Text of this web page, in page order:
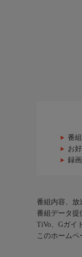
番
お
録
番組内容、放
番組データ提
TiVo、Gガイ
このホームペ